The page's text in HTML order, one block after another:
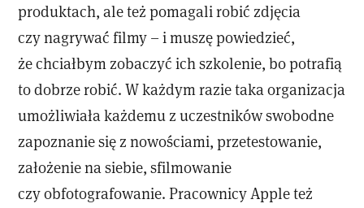
produktach, ale też pomagali robić zdjęcia
czy nagrywać filmy – i muszę powiedzieć,
że chciałbym zobaczyć ich szkolenie, bo potrafią
to dobrze robić. W każdym razie taka organizacja
umożliwiała każdemu z uczestników swobodne
zapoznanie się z nowościami, przetestowanie,
założenie na siebie, sfilmowanie
czy obfotografowanie. Pracownicy Apple też